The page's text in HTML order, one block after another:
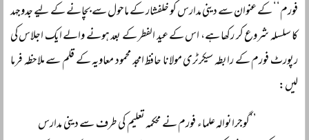
فورم‘‘ کے عنوان سے دینی مدارس کو خلفشار کے ماحول سے بچانے کے لیے جدوجہد
کا سلسلہ شروع کر رکھا ہے، اس کے عید الفطر کے بعد ہونے والے ایک اجلاس کی
رپورٹ فورم کے رابطہ سیکرٹری مولانا حافظ امجد محمود معاویہ کے قلم سے ملاحظہ فرما
لیں:
’’گوجرانوالہ علماء فورم نے محکمہ تعلیم کی طرف سے دینی مدارس